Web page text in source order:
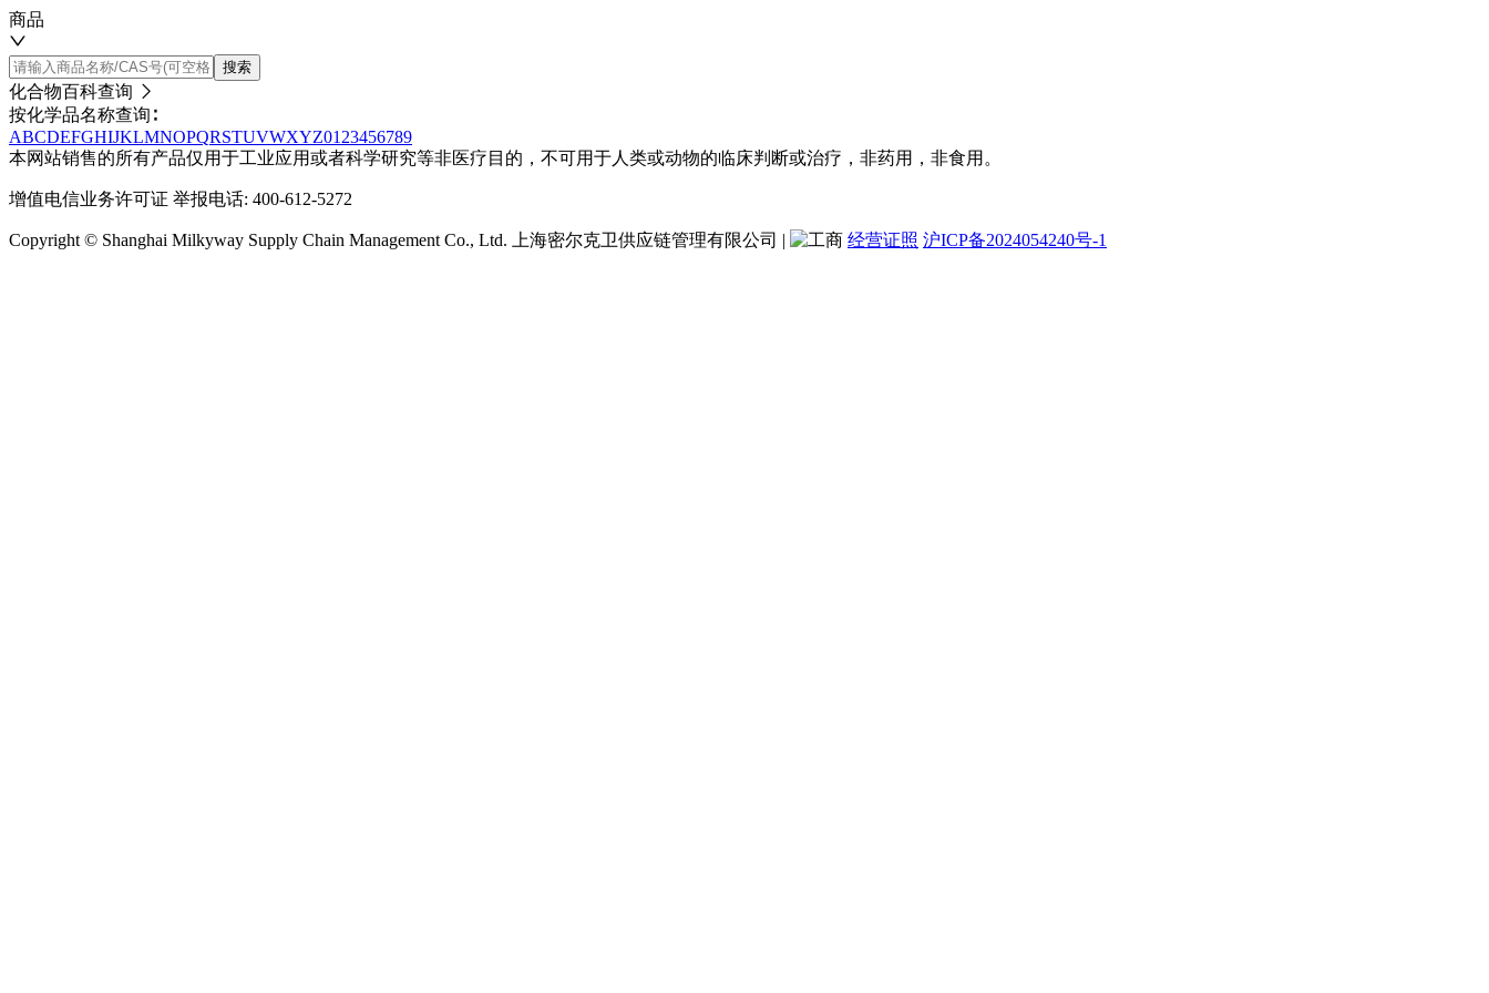
商品
搜索
化合物百科查询
按化学品名称查询∶
ABCDEFGHIJKLMNOPQRSTUVWXYZ01 23456789
本网站销售的所有产品仅用于工业应用或者科学研究等非医疗目的，不可用于人类或动物的临床判断或治疗，非药用，非食用。
增值电信业务许可证 举报电话: 400-612-5272
Copyright © Shanghai Milkyway Supply Chain Management Co., Ltd. 上海密尔克卫供应链管理有限公司 | 经营证照 沪ICP备2024054240号-1